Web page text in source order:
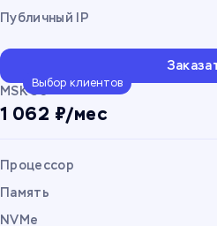
Публичный IP
Выбор клиентов
MSK 50
1 062 ₽/мес
Процессор
Память
NVMe